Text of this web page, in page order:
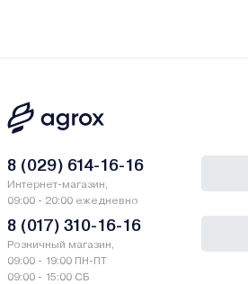
8 (029) 614-16-16
Интернет-магазин,
09:00 - 20:00 ежедневно
8 (017) 310-16-16
Розничный магазин,
09:00 - 19:00 ПН-ПТ
09:00 - 15:00 СБ